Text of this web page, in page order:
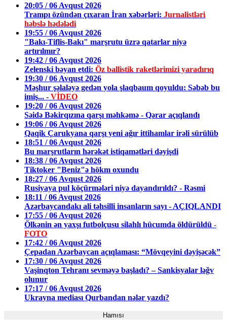
20:05 / 06 Avqust 2026
Trampı özündən çıxaran İran xəbərləri: Jurnalistləri
həbslə hədələdi
19:55 / 06 Avqust 2026
"Bakı-Tiflis-Bakı" marşrutu üzrə qatarlar niyə
artırılmır?
19:42 / 06 Avqust 2026
Zelenski bəyan etdi: Öz ballistik raketlərimizi yaradırıq
19:30 / 06 Avqust 2026
Məşhur şəlaləyə gedən yola şlaqbaum qoyuldu: Səbəb bu
imiş... - VİDEO
19:20 / 06 Avqust 2026
Səidə Bəkirqızına qarşı məhkəmə - Qərar açıqlandı
19:06 / 06 Avqust 2026
Qaqik Çarukyana qarşı yeni ağır ittihamlar irəli sürülüb
18:51 / 06 Avqust 2026
Bu marşrutların hərəkət istiqamətləri dəyişdi
18:38 / 06 Avqust 2026
Tiktoker "Beniz"ə hökm oxundu
18:27 / 06 Avqust 2026
Rusiyaya pul köçürmələri niyə dayandırıldı? - Rəsmi
18:11 / 06 Avqust 2026
Azərbaycandakı ali təhsilli insanların sayı - AÇIQLANDI
17:55 / 06 Avqust 2026
Ölkənin ən yaxşı futbolçusu silahlı hücumda öldürüldü -
FOTO
17:42 / 06 Avqust 2026
Çepadan Azərbaycan açıqlaması: “Mövqeyini dəyişəcək”
17:30 / 06 Avqust 2026
Vaşinqton Tehranı sevməyə başladı? – Sankisyalar ləğv
olunur
17:17 / 06 Avqust 2026
Ukrayna mediası Qurbandan nələr yazdı?
Hamısı